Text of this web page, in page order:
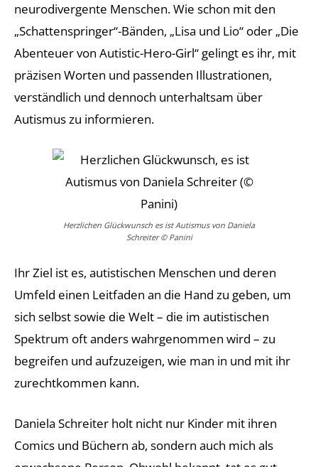
neurodivergente Menschen. Wie schon mit den
„Schattenspringer“-Bänden, „Lisa und Lio“ oder „Die
Abenteuer von Autistic-Hero-Girl“ gelingt es ihr, mit
präzisen Worten und passenden Illustrationen,
verständlich und dennoch unterhaltsam über
Autismus zu informieren.
Herzlichen Glückwunsch es ist Autismus von Daniela
Schreiter © Panini
Ihr Ziel ist es, autistischen Menschen und deren
Umfeld einen Leitfaden an die Hand zu geben, um
sich selbst sowie die Welt – die im autistischen
Spektrum oft anders wahrgenommen wird – zu
begreifen und aufzuzeigen, wie man in und mit ihr
zurechtkommen kann.
Daniela Schreiter holt nicht nur Kinder mit ihren
Comics und Büchern ab, sondern auch mich als